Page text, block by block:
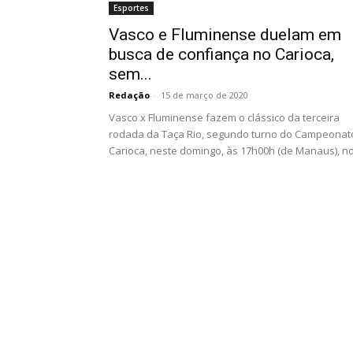
Esportes
Vasco e Fluminense duelam em
busca de confiança no Carioca,
sem...
Redação - 15 de março de 2020
Vasco x Fluminense fazem o clássico da terceira
rodada da Taça Rio, segundo turno do
Carioca, neste domingo, às 17h00h (de Manaus),